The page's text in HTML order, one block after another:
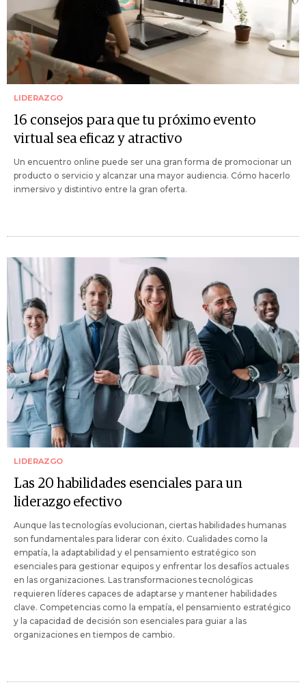
LIDERAZGO
16 consejos para que tu próximo evento
virtual sea eficaz y atractivo
Un encuentro online puede ser una gran forma de promocionar un
producto o servicio y alcanzar una mayor audiencia. Cómo hacerlo
inmersivo y distintivo entre la gran oferta.
LIDERAZGO
Las 20 habilidades esenciales para un
liderazgo efectivo
Aunque las tecnologías evolucionan, ciertas habilidades humanas
son fundamentales para liderar con éxito. Cualidades como la
empatía, la adaptabilidad y el pensamiento estratégico son
esenciales para gestionar equipos y enfrentar los desafíos actuales
en las organizaciones. Las transformaciones tecnológicas
requieren líderes capaces de adaptarse y mantener habilidades
clave. Competencias como la empatía, el pensamiento estratégico
y la capacidad de decisión son esenciales para guiar a las
organizaciones en tiempos de cambio.